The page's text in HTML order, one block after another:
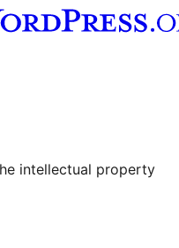
de YouTube
cuenta de Tumblr
intellectual property